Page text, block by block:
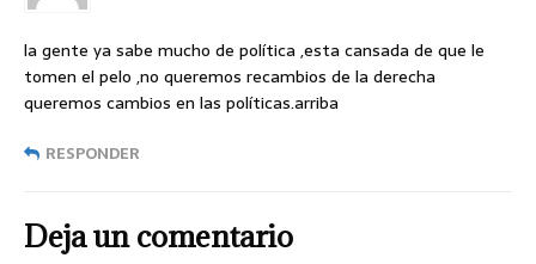
la gente ya sabe mucho de política ,esta cansada de que le
tomen el pelo ,no queremos recambios de la derecha
queremos cambios en las políticas.arriba
RESPONDER
Deja un comentario